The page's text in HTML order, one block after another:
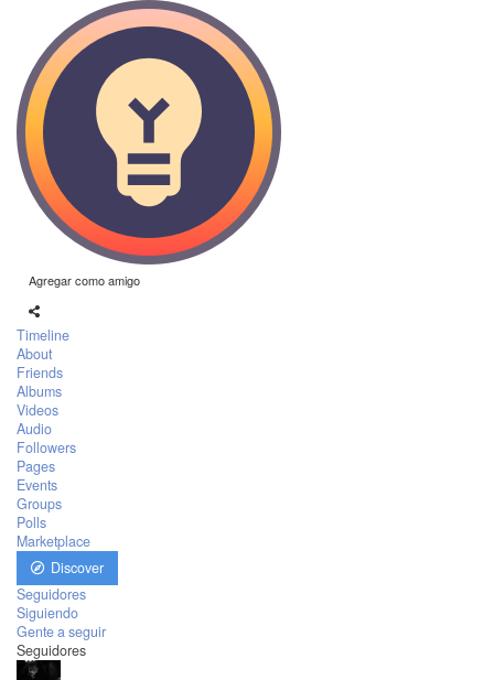
Agregar como amigo
Timeline
About
Friends
Albums
Videos
Audio
Followers
Pages
Events
Groups
Polls
Marketplace
Discover
Seguidores
Siguiendo
Gente a seguir
Seguidores